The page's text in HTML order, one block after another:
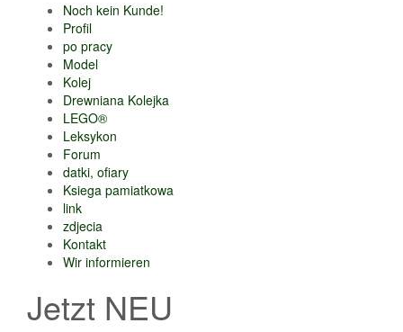
Noch kein Kunde!
Profil
po pracy
Model
Kolej
Drewniana Kolejka
LEGO®
Leksykon
Forum
datki, ofiary
Ksiega pamiatkowa
link
zdjecia
Kontakt
Wir informieren
Jetzt NEU